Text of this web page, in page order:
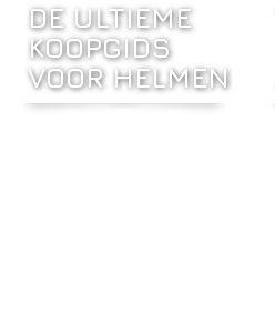
DE ULTIEME
KOOPGIDS
VOOR HELMEN